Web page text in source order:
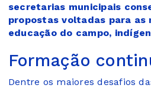
secretarias municipais
propostas voltadas para as
educação do campo,
Formação
Dentre os maiores desafios